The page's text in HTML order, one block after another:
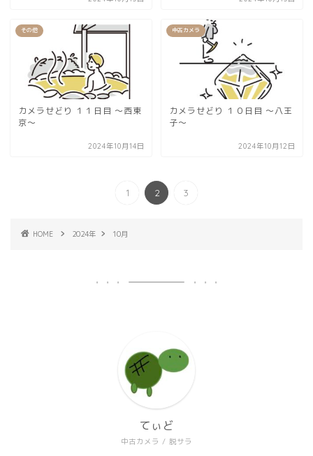
その他
カメラせどり １１日目 〜西東
京〜
2024年10月14日
中古カメラ
カメラせどり １０日目 〜八王
子〜
2024年10月12日
1 2 3
HOME 2024年 10月
中古カメラ / 脱サラ
てぃど